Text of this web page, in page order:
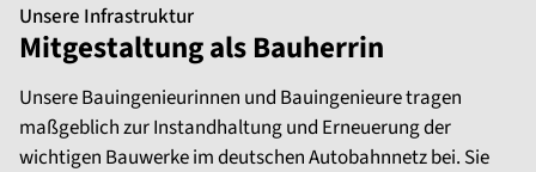
Unsere Infrastruktur
Mitgestaltung als Bauherrin
Unsere Bauingenieurinnen und Bauingenieure tragen
maßgeblich zur Instandhaltung und Erneuerung der
wichtigen Bauwerke im deutschen Autobahnnetz bei. Sie